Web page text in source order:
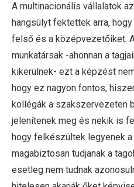
A multinacionális vállalatok
hangsúlyt fektettek arra,
felső és a középvezetőiket.
munkatársak -ahonnan a
kikerülnek- ezt a képzést
hogy ez nagyon fontos,
kollégák a szakszervezeten
jelenítenek meg és nekik is
hogy felkészültek legyenek
magabiztosan tudjanak a
esetleg nem tudnak